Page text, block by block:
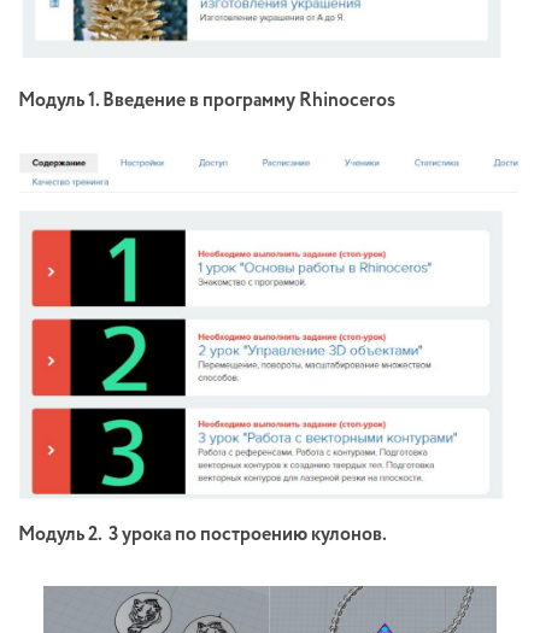
Модуль 1. Введение в программу Rhinoceros
Модуль 2. 3 урока по построению кулонов.